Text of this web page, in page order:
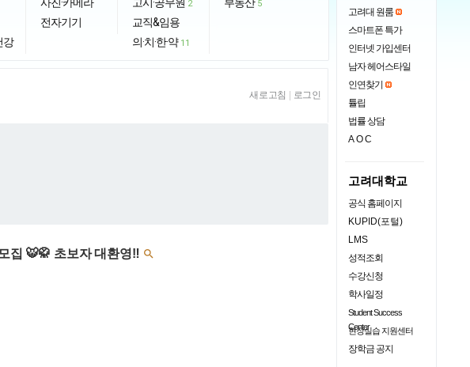
강
전자기기
2
교직&임용
의·치·한·약 11
5
새로고침 로그인
집 🐯🥋 초보자 대환영‼️ 
고려대 원룸
스마트폰 특가
인터넷 가입센터
남자 헤어스타일
인연찾기
튤립
법률 상담
AOC
고려대학교
공식 홈페이지
KUPID(포털)
LMS
성적조회
수강신청
학사일정
Student Success
Center
현장실습 지원센터
장학금 공지